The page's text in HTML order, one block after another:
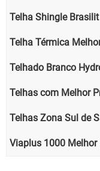
Telha Shingle Brasilit
Telha Térmica
Telhado Branco
Telhas com Melhor
Telhas Zona Sul de
Viaplus 1000 Melhor